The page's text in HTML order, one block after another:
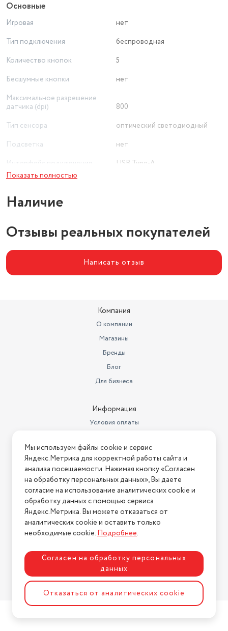
Основные
Игровая
нет
Тип подключения
беспроводная
Количество кнопок
5
Бесшумные кнопки
нет
Максимальное разрешение
датчика (dpi)
800
Тип сенсора
оптический светодиодный
Подсветка
нет
USB Type-A
Показать полностью
Наличие
Отзывы реальных покупателей
Написать отзыв
Компания
О компании
Магазины
Бренды
Блог
Для бизнеса
Информация
Условия оплаты
Условия возврата
Нашли ошибку на сайте? Напишите нам
2026 © Интернет-магазин "АстМаркет". У нас есть всё!
Политика конфиденциальности
Разработка сайтаASTDESIGN
Мы используем файлы cookie и сервис
Яндекс.Метрика для корректной работы сайта и
анализа посещаемости. Нажимая кнопку «Согласен
на обработку персональных данных», Вы даете
согласие на использование аналитических cookie и
обработку данных с помощью сервиса
Яндекс.Метрика. Вы можете отказаться от
аналитических cookie и оставить только
необходимые cookie.Подробнее.
Согласен на обработку персональных
данных
Отказаться от аналитических cookie